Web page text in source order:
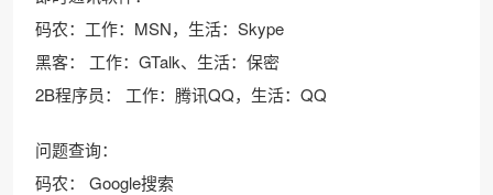
码农：工作：MSN，生活：Skype
黑客： 工作：GTalk、生活：保密
2B程序员： 工作：腾讯QQ，生活：QQ
问题查询：
码农： Google搜索